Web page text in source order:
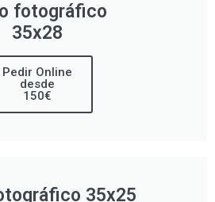
fotográfico
35x28
Pedir Online
desde
150€
35x25